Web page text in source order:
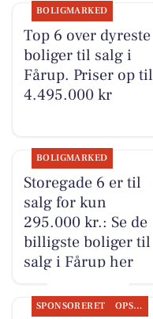
BOLIGMARKED
Top 6 over dyreste
boliger til salg i
Fårup. Priser op til
4.495.000 kr
BOLIGMARKED
Storegade 6 er til
salg for kun
295.000 kr.: Se de
billigste boliger til
salg i Fårup her
SPONSORERET OPSLAGSTAVLEN